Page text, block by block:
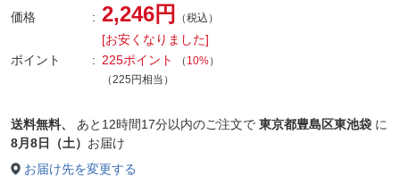
価格 2,246円 （税込）
[お安くなりました]
ポイント
225ポイント （ 10%）
（225円相当）
送料無料、 あと 12時間17分以内のご注文で 東京都豊島区東池袋 に
8月8日（土） お届け
お届け先を変更する